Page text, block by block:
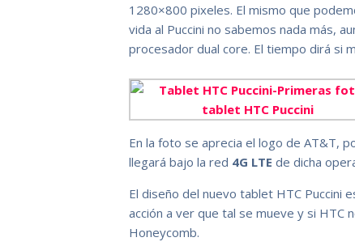
1280×800 pixeles. El mismo que
vida al Puccini no sabemos nada más,
procesador dual core. El tiempo dirá si
En la foto se aprecia el logo de AT&T,
llegará bajo la red 4G LTE de dicha
El diseño del nuevo tablet HTC Puccini
acción a ver que tal se mueve y si HTC
Honeycomb.